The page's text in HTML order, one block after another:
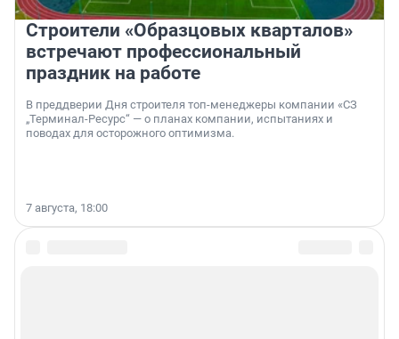
Строители «Образцовых кварталов»
встречают профессиональный
праздник на работе
В преддверии Дня строителя топ-менеджеры компании «СЗ
„Терминал-Ресурс“ — о планах компании, испытаниях и
поводах для осторожного оптимизма.
7 августа, 18:00